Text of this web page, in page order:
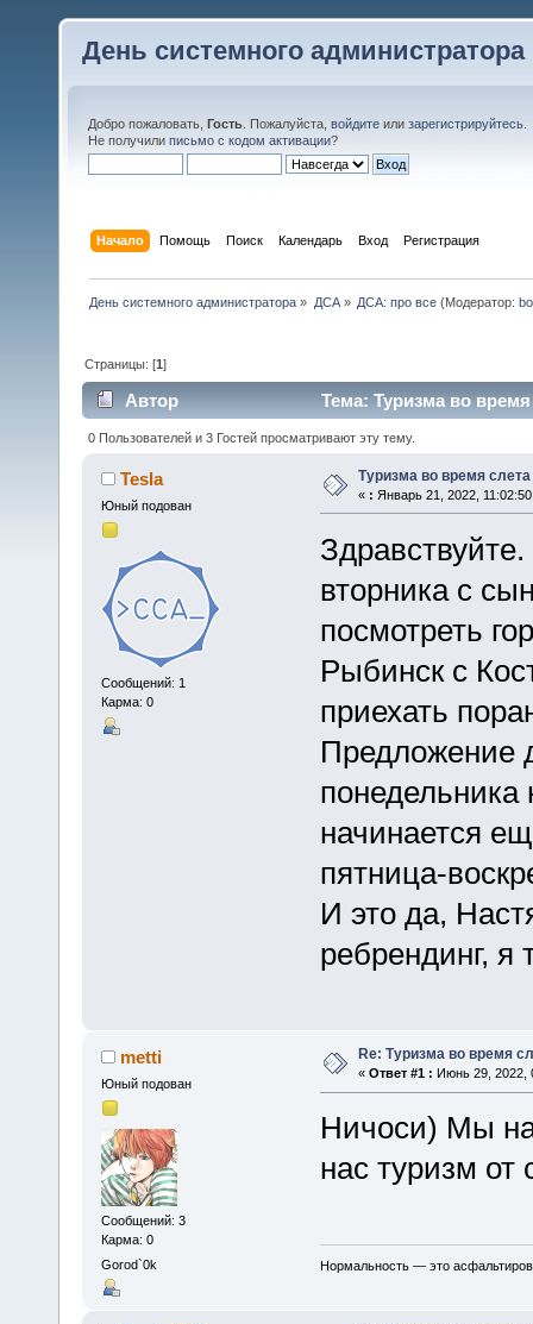
День системного администратора
Добро пожаловать, Гость . Пожалуйста, войдите или зарегистрируйтесь
Не получили письмо с кодом активации?
Начало Помощь Поиск Календарь Вход Регистрация
День системного администратора » ДСА» ДСА: про все(Модератор:
Страницы: [1]
Автор Тема: Туризма во
0 Пользователей и 3 Гостей просматривают эту тему.
Tesla
Юный подован
Сообщений: 1
Карма: 0
Туризма во время слета
« : Январь 21, 2022,
вторника с
посмотреть
Рыбинск с
приехать
Предложение
начинается
пятница-
И это да,
ребрендинг, я
metti
Юный подован
Сообщений: 3
Карма: 0
Gorod`0k
Re: Туризма во время
« Ответ #1 : Июнь 29, 2022,
Ничоси) Мы
нас туризм
Нормальность — это